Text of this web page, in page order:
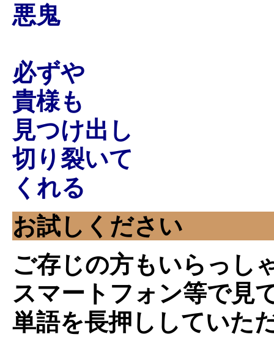
悪鬼
必ずや
貴様も
見つけ出し
切り裂いて
くれる
お試しください
ご存じの方もいらっし
スマートフォン等で見
単語を長押ししていた